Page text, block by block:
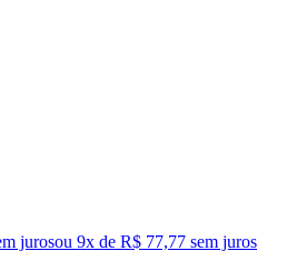
jurosou 9x de R$ 77,77 sem juros